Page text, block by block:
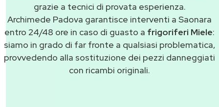
grazie a tecnici di provata esperienza.
Archimede Padova garantisce interventi a Saonara
entro 24/48 ore in caso di guasto a frigoriferi Miele:
siamo in grado di far fronte a qualsiasi problematica,
provvedendo alla sostituzione dei pezzi danneggiati
con ricambi originali.